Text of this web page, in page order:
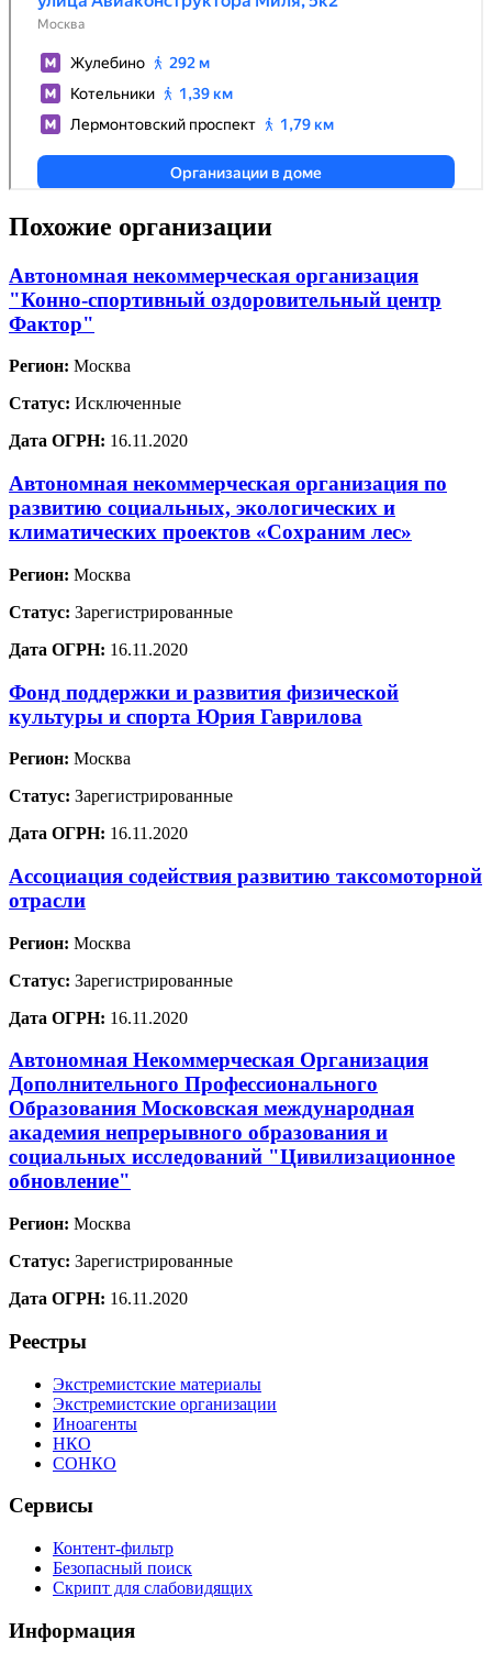
Похожие организации
Автономная некоммерческая организация
"Конно-спортивный оздоровительный центр
Фактор"
Регион: Москва
Статус: Исключенные
Дата ОГРН: 16.11.2020
Автономная некоммерческая организация по
развитию социальных, экологических и
климатических проектов «Сохраним лес»
Регион: Москва
Статус: Зарегистрированные
Дата ОГРН: 16.11.2020
Фонд поддержки и развития физической
культуры и спорта Юрия Гаврилова
Регион: Москва
Статус: Зарегистрированные
Дата ОГРН: 16.11.2020
Ассоциация содействия развитию таксомоторной
отрасли
Регион: Москва
Статус: Зарегистрированные
Дата ОГРН: 16.11.2020
Автономная Некоммерческая Организация
Дополнительного Профессионального
Образования Московская международная
академия непрерывного образования и
социальных исследований "Цивилизационное
обновление"
Регион: Москва
Статус: Зарегистрированные
Дата ОГРН: 16.11.2020
Реестры
Экстремистские материалы
Экстремистские организации
Иноагенты
НКО
СОНКО
Сервисы
Контент-фильтр
Безопасный поиск
Скрипт для слабовидящих
Информация